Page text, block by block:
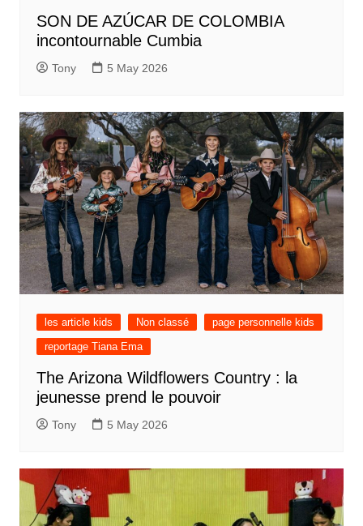
SON DE AZÚCAR DE COLOMBIA
incontournable Cumbia
Tony 5 May 2026
les article kids Non classé
page personnelle kids
reportage Tiana Ema
The Arizona Wildflowers Country : la
jeunesse prend le pouvoir
Tony 5 May 2026